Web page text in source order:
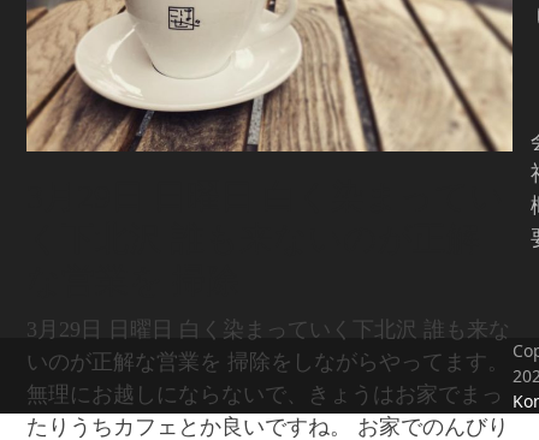
3月29日 日曜日 白く染まっていく下北沢 誰も来な
いのが正解な営業を 掃除をしながらやってます。
無理にお越しにならないで、きょうはお家でまっ
たりうちカフェとか良いですね。 お家でのんびり